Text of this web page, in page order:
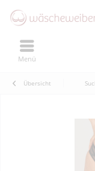
Menü
Übersicht